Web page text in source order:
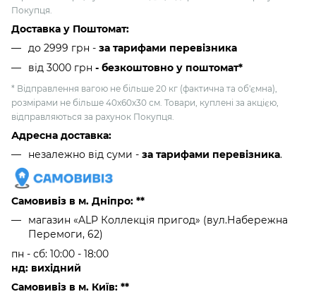
Покупця.
Доставка у Поштомат:
до 2999 грн - за тарифами перевізника
від 3000 грн - безкоштовно у поштомат*
* Відправлення вагою не більше 20 кг (фактична та об'ємна),
розмірами не більше 40х60х30 см. Товари, куплені за акцією,
відправляються за рахунок Покупця.
Адресна доставка:
незалежно від суми - за тарифами перевізника.
Самовивіз в м. Дніпро: **
магазин «ALP Коллекція пригод» (вул.Набережна
Перемоги, 62)
пн - сб: 10:00 - 18:00
нд: вихідний
Самовивіз в м. Київ: **